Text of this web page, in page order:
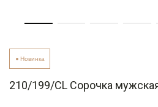
Новинка
210/199/CL Сорочка